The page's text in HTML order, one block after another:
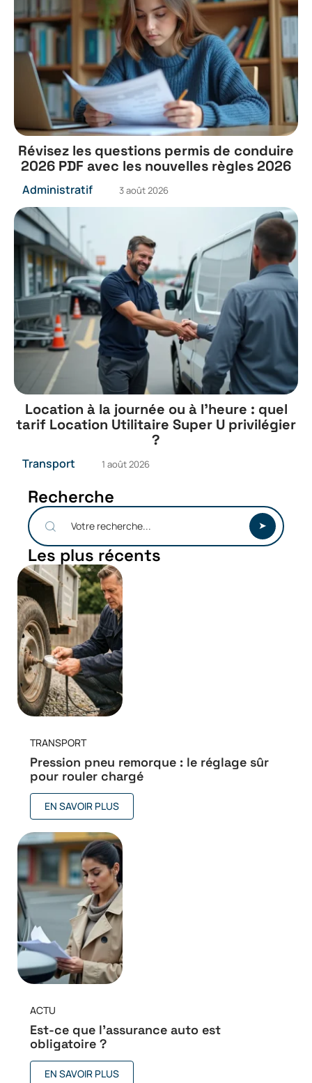
Révisez les questions permis de conduire
2026 PDF avec les nouvelles règles 2026
Administratif 3 août 2026
Location à la journée ou à l’heure : quel
tarif Location Utilitaire Super U privilégier
?
Transport 1 août 2026
Recherche
Les plus récents
TRANSPORT
Pression pneu remorque : le réglage sûr
pour rouler chargé
EN SAVOIR PLUS
ACTU
Est-ce que l’assurance auto est
obligatoire ?
EN SAVOIR PLUS